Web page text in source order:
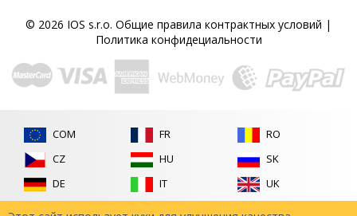
© 2026 IOS s.r.o. Общие правила контрактных условий |
Политика конфидециальности
COM
CZ
DE
FR
HU
IT
RO
SK
UK